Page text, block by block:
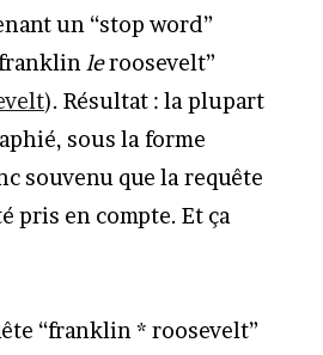
un “stop word”
leroosevelt”
). Résultat : la plupart
sous la forme
souvenu que la requête
pris en compte. Et ça
“franklin * roosevelt”